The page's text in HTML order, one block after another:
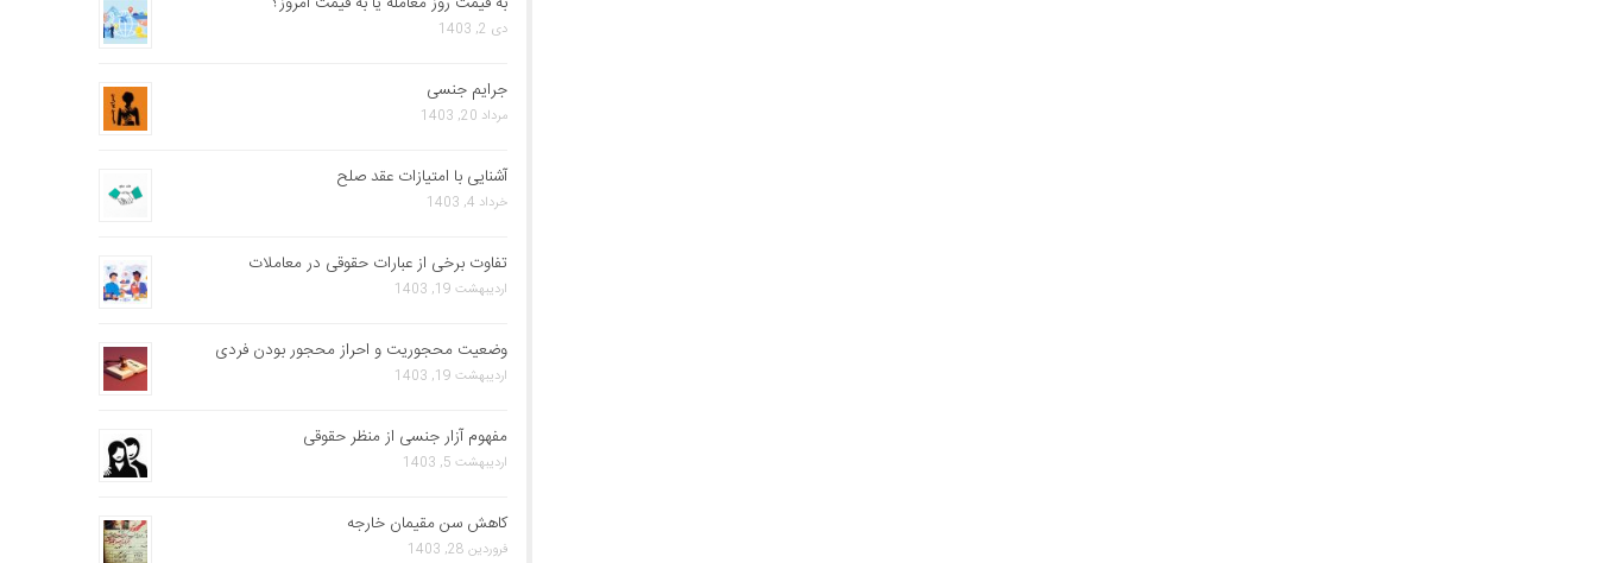
دی 2, 1403
جرایم جنسی
مرداد 20, 1403
آشنایی با امتیازات عقد صلح
خرداد 4, 1403
تفاوت برخی از عبارات حقوقی در معاملات
اردیبهشت 19, 1403
وضعیت محجوریت و احراز محجور بودن فردی
اردیبهشت 19, 1403
مفهوم آزار جنسی از منظر حقوقی
اردیبهشت 5, 1403
کاهش سن مقیمان خارجه
فروردین 28, 1403